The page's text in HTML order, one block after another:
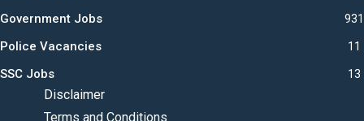
Government Jobs 931
Police Vacancies 11
SSC Jobs 13
Disclaimer
Terms and Conditions